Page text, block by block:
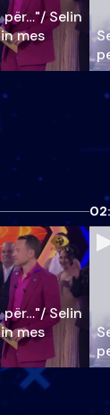
Selin
mes
Selin
mes